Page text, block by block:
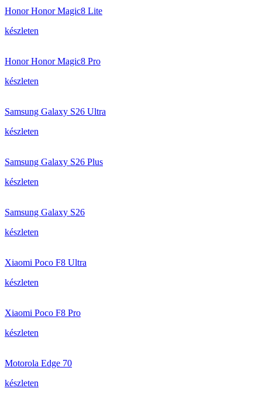
Honor Honor Magic8 Lite
készleten
Honor Honor Magic8 Pro
készleten
Samsung Galaxy S26 Ultra
készleten
Samsung Galaxy S26 Plus
készleten
Samsung Galaxy S26
készleten
Xiaomi Poco F8 Ultra
készleten
Xiaomi Poco F8 Pro
készleten
Motorola Edge 70
készleten